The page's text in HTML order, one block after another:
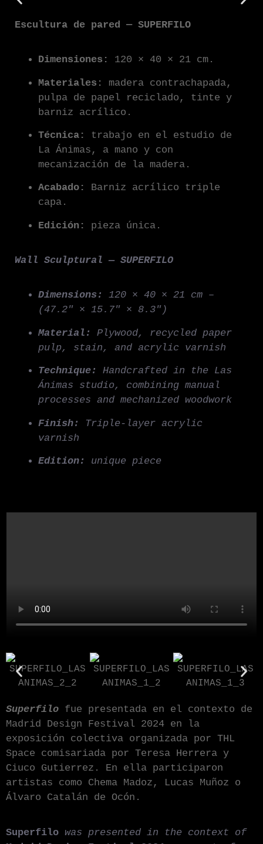
Escultura de pared — SUPERFILO
Dimensiones: 120 × 40 × 21 cm.
Materiales:
madera contrachapada,
pulpa de papel reciclado, tinte y
barniz acrílico.
Técnica:
trabajo en el estudio de
La Ánimas, a mano y con
mecanización de la madera.
Acabado:
Barniz acrílico triple
capa.
Edición: pieza única.
Wall Sculptural — SUPERFILO
Dimensions:
120 × 40 × 21 cm –
(47.2″ × 15.7″ × 8.3″)
Material:
Plywood, recycled paper
pulp, stain, and acrylic varnish
Technique:
Handcrafted in the Las
Ánimas studio, combining manual
processes and mechanized woodwork
Finish:
Triple-layer acrylic
varnish
Edition: unique piece
Superfilo fue presentada en el contexto de
Madrid Design Festival 2024 en la
exposición colectiva organizada por THL
Space comisariada por Teresa Herrera y
Ciuco Gutierrez. En ella participaron
artistas como Chema Madoz, Lucas Muñoz o
Álvaro Catalán de Ocón.
Superfilo was presented in the context of